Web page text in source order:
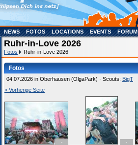
NEWS FOTOS LOCATIONS EVENTS
FORUM
Ruhr-in-Love 2026
Fotos Ruhr-in-Love 2026
Fotos
04.07.2026 in Oberhausen (OlgaPark) · Scouts: BigT
« Vorherige Seite
- -